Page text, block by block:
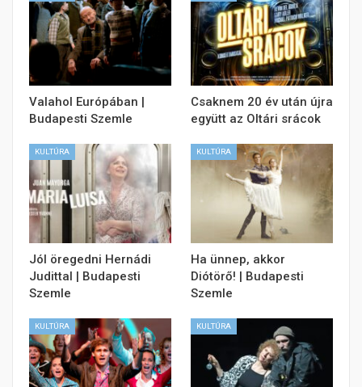
Valahol Európában |
Budapesti Szemle
Csaknem 20 év után újra
együtt az Oltári srácok
KULTÚRA
Jól öregedni Hernádi
Judittal | Budapesti
Szemle
KULTÚRA
Ha ünnep, akkor
Diótörő! | Budapesti
Szemle
KULTÚRA KULTÚRA